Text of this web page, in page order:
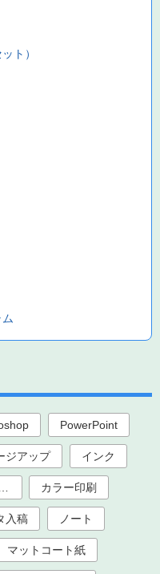
ト）
PowerPoint
ジアップ インク
カラー印刷
入稿 ノート
マットコート紙